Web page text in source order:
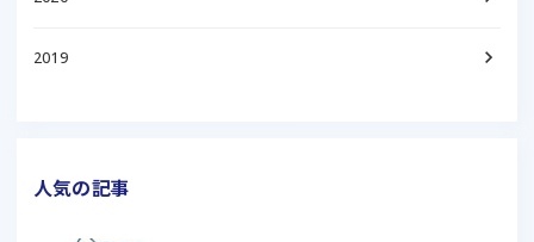
2019 keyboard_arrow_right
人気の記事